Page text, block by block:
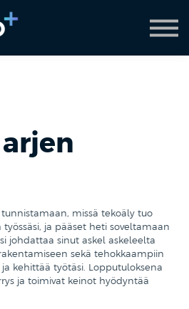
AI Coach
demo
Professio+
missä tekoäly tuo
ja pääset heti soveltamaan
johdattaa sinut askel askeleelta
sekä tehokkaampiin
kehittää työtäsi. Lopputuloksena
ja toimivat keinot hyödyntää